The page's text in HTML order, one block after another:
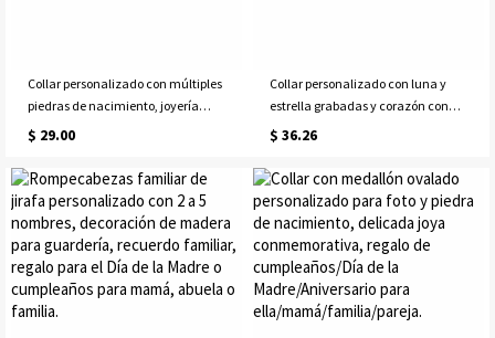
Collar personalizado con múltiples
piedras de nacimiento, joyería
familiar con 1 a 6 piedras de
la Madre/Cumpleaños/Aniversario
para mamá/abuela/familia
$ 29.00
Collar personalizado con luna y
estrella grabadas y corazón con
piedra de nacimiento, joyería de
Valentín o el Día de la Madre para
ella, esposa o mamá.
$ 36.26